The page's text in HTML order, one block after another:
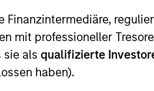
Finanzintermediäre,
mit professioneller
sie als qualifizierte
haben).